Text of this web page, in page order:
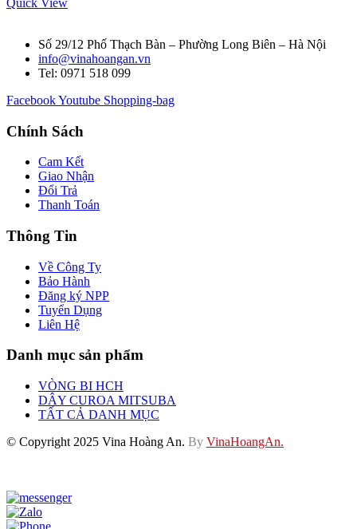
Số 29/12 Phố Thạch Bàn – Phường Long Biên – Hà Nội
info@vinahoangan.vn
Tel: 0971 518 099
FacebookYoutube Shopping-bag
Chính Sách
Cam Kết
Giao Nhận
Đổi Trả
Thanh Toán
Thông Tin
Về Công Ty
Bảo Hành
Đăng ký NPP
Tuyển Dụng
Liên Hệ
Danh mục sản phẩm
VÒNG BI HCH
DÂY CUROA MITSUBA
TẤT CẢ DANH MỤC
© Copyright 2025 Vina Hoàng An. By VinaHoangAn.